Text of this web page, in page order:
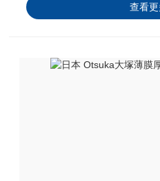
查看